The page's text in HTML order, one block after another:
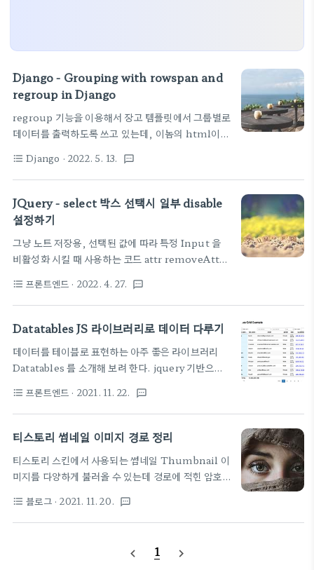
Django - Grouping with rowspan and
regroup in Django
regroup 기능을 이용해서 장고 템플릿에서 그룹별로
데이터를 출력하도록 쓰고 있는데, 이놈의 html이란
rowspan 이런거 써야 한다. 잘 정리된 글이 있어 일
단 참조
https://stackoverflow.com/questions/25998557/grouping-
with-rowspan-and-regroup-in-django
Grouping with rowspan and regroup in
Django I have a many to one relationship in
Django: Model A and model B. I need to
output a table where the objects are
format_list_bulleted Django · 2022. 5. 13. textsms
JQuery - select 박스 선택시 일부 disable
설정하기
그냥 노트 저장용, 선택된 값에 따라 특정 Input 을
비활성화 시킬 때 사용하는 코드 attr removeAttr
group0']").on("change", function(){ //
//selected value //
console.log($(this).val()); //
this).attr("value")); // //selected option
element //
console.log($("option:selected", this)); //
console.log($(this).find("op..
format_list_bulleted 프론트엔드 · 2022. 4. 27. textsms
Datatables JS 라이브러리로 데이터 다루기
데이터를 테이블로 표현하는 아주 좋은 라이브러리
Datatables 를 소개해 보려 한다. jquery 기반으로
립팅 머 이런것도 지원하는 것으로 보인다. 아주 많은
선구자들이 있으니 있다는 것을 아는 것이 중요하다.
아래 글을 꼭 참고하자. Grid 라이브러리-
Datatables 사용법/예제 최근 사용하게 된
datatables 라이브러리에 대한 약간의 설명을 공유
하고자 합니다. datatables는 데이터 그리드를 다루
내용은 꼭 위 원본 글에 들어가서 보시기 바란다. 완전
format_list_bulleted 프론트엔드 · 2021. 11. 22. textsms
티스토리 썸네일 이미지 경로 정리
티스토리 스킨에서 사용되는 썸네일 Thumbnail 이
미지를 다양하게 불러올 수 있는데 경로에 적힌 암호
확하게 알려주는 글이 있어 소개 티스토리 이미지 썸
네일 치환자 완벽정리
미지 썸네일 치환자 완벽정리 티스토리 스킨의 커버,
format_list_bulleted 블로그 · 2021. 11. 20. textsms
navigate_before 1 navigate_next